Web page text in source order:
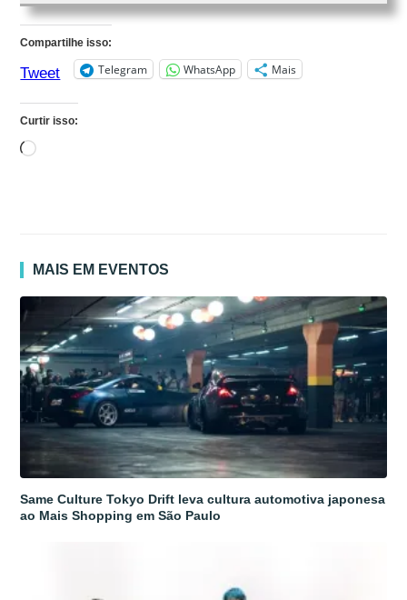
Compartilhe isso:
Tweet Telegram WhatsApp Mais
Curtir isso:
Carregando...
MAIS EM EVENTOS
Same Culture Tokyo Drift leva cultura automotiva japonesa
ao Mais Shopping em São Paulo